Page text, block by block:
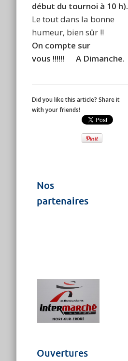
début du tournoi à 10 h).
Le tout dans la bonne
humeur, bien sûr !!
On compte sur
vous !!!!!!
A Dimanche.
Did you like this article? Share it
with your friends!
Nos
partenaires
Ouvertures